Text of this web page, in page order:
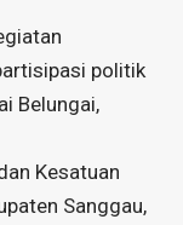
politik
Belungai,
Kesatuan
Sanggau,